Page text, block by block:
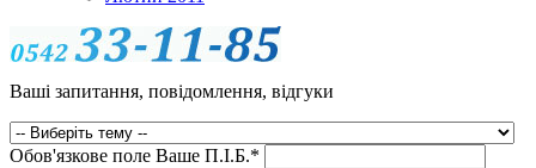
Ваші запитання, повідомлення, відгуки
Обов'язкове поле Ваше П.I.Б.*